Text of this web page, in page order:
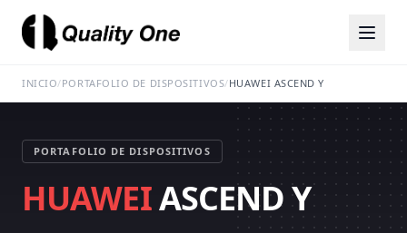
INICIO/PORTAFOLIO DE DISPOSITIVOS/HUAWEI ASCEND Y
PORTAFOLIO DE DISPOSITIVOS
HUAWEIASCEND Y